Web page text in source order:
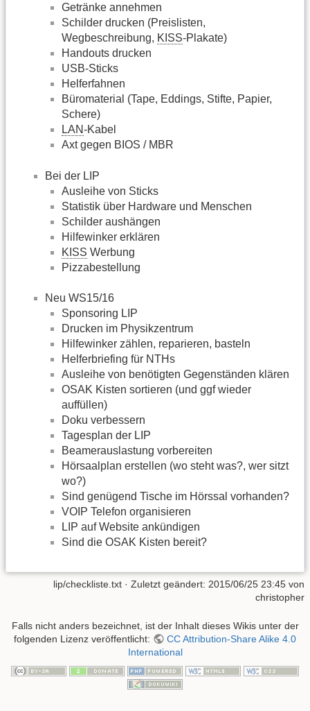
Getränke annehmen
Schilder drucken (Preislisten,
Wegbeschreibung, KISS-Plakate)
Handouts drucken
USB-Sticks
Helferfahnen
Büromaterial (Tape, Eddings, Stifte, Papier,
Schere)
LAN-Kabel
Axt gegen BIOS / MBR
Bei der LIP
Ausleihe von Sticks
Statistik über Hardware und Menschen
Schilder aushängen
Hilfewinker erklären
KISS Werbung
Pizzabestellung
Neu WS15/16
Sponsoring LIP
Drucken im Physikzentrum
Hilfewinker zählen, reparieren, basteln
Helferbriefing für NTHs
Ausleihe von benötigten Gegenständen klären
OSAK Kisten sortieren (und ggf wieder
auffüllen)
Doku verbessern
Tagesplan der LIP
Beamerauslastung vorbereiten
Hörsaalplan erstellen (wo steht was?, wer sitzt
wo?)
Sind genügend Tische im Hörssal vorhanden?
VOIP Telefon organisieren
LIP auf Website ankündigen
Sind die OSAK Kisten bereit?
lip/checkliste.txt · Zuletzt geändert: 2015/06/25 23:45 von
christopher
Falls nicht anders bezeichnet, ist der Inhalt dieses Wikis unter der
folgenden Lizenz veröffentlicht:
CC Attribution-Share Alike 4.0
International